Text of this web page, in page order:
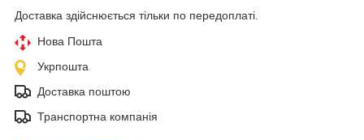
Доставка здійснюється тільки по передоплаті.
Нова Пошта
Укрпошта
Доставка поштою
Транспортна компанія